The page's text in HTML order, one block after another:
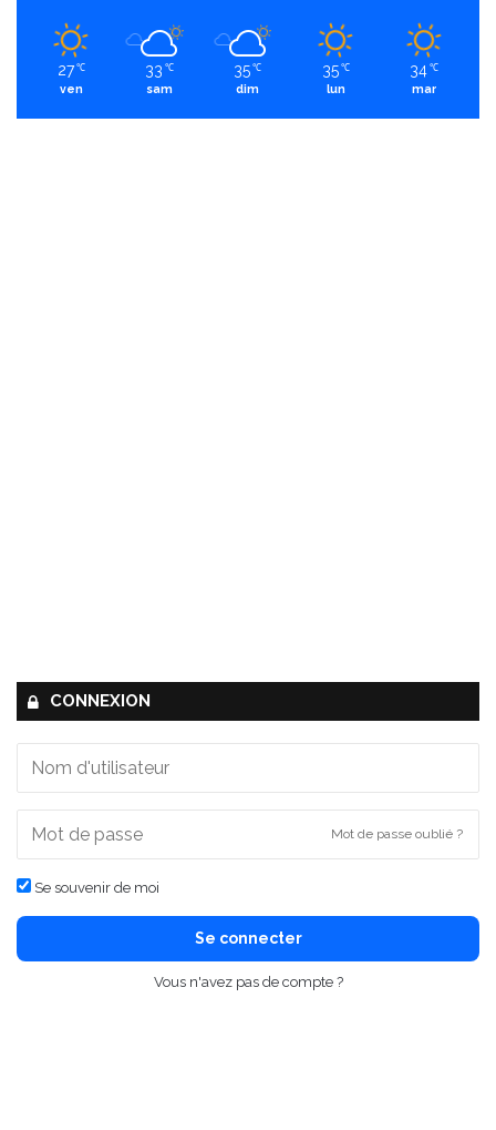
27 ℃
ven
33 ℃
sam
35 ℃
dim
35 ℃
lun
34 ℃
mar
CONNEXION
Mot de passe oublié ?
Se souvenir de moi
Se connecter
Vous n'avez pas de compte ?